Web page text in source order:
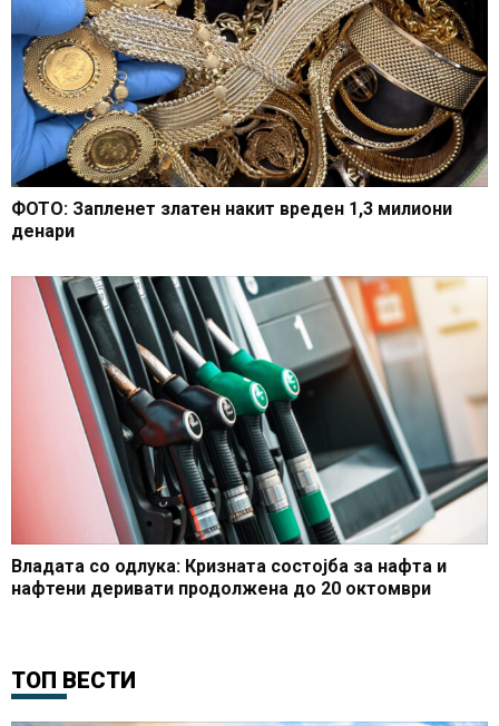
ФОТО: Запленет златен накит вреден 1,3 милиони
денари
Владата со одлука: Кризната состојба за нафта и
нафтени деривати продолжена до 20 октомври
ТОП ВЕСТИ